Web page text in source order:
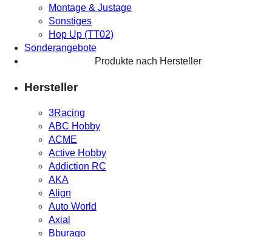
Montage & Justage
Sonstiges
Hop Up (TT02)
Sonderangebote
Produkte nach Hersteller
Hersteller
3Racing
ABC Hobby
ACME
Active Hobby
Addiction RC
AKA
Align
Auto World
Axial
Bburago